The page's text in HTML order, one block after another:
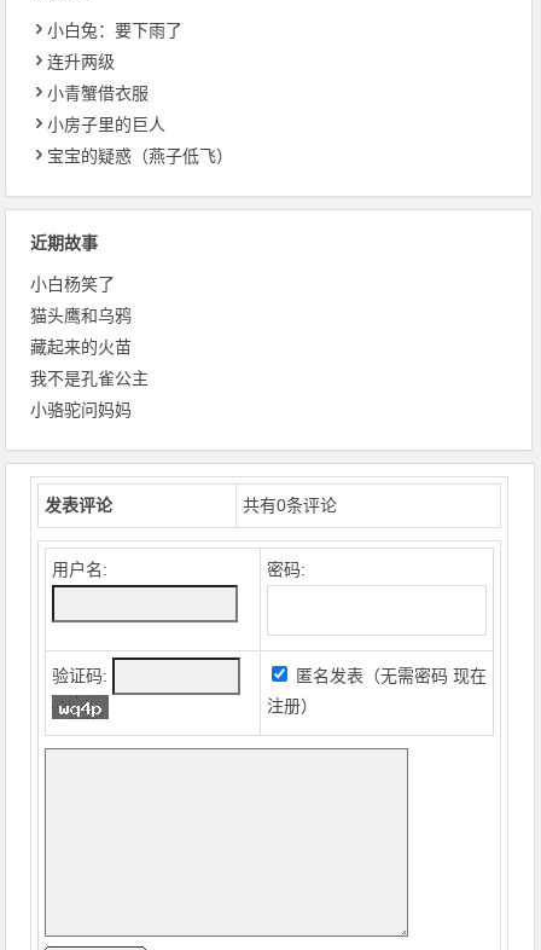
小白兔：要下雨了
连升两级
小青蟹借衣服
小房子里的巨人
宝宝的疑惑（燕子低飞）
近期故事
小白杨笑了
猫头鹰和乌鸦
藏起来的火苗
我不是孔雀公主
小骆驼问妈妈
发表评论 共有0条评论
用户名: 密码:
验证码: 匿名发表（无需密码现在
注册）